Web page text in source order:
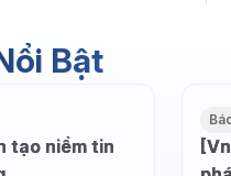
Bật
tạo niềm tin